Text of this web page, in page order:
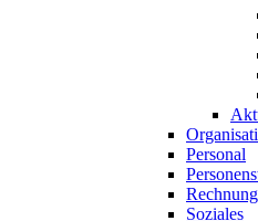
Personal
Soziales